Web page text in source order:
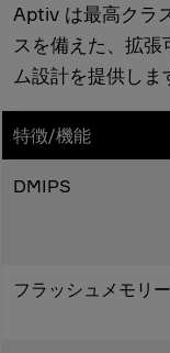
Aptiv は最高クラ
スを備えた、拡
ム設計を提供しま
特徴/機能
DMIPS
フラッシュメモリー